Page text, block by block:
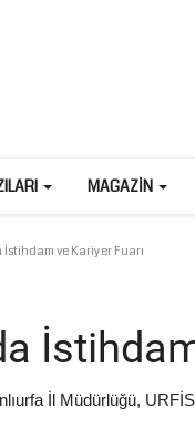
MAGAZIN
ve Kariyer Fuarı
İl Müdürlüğü,